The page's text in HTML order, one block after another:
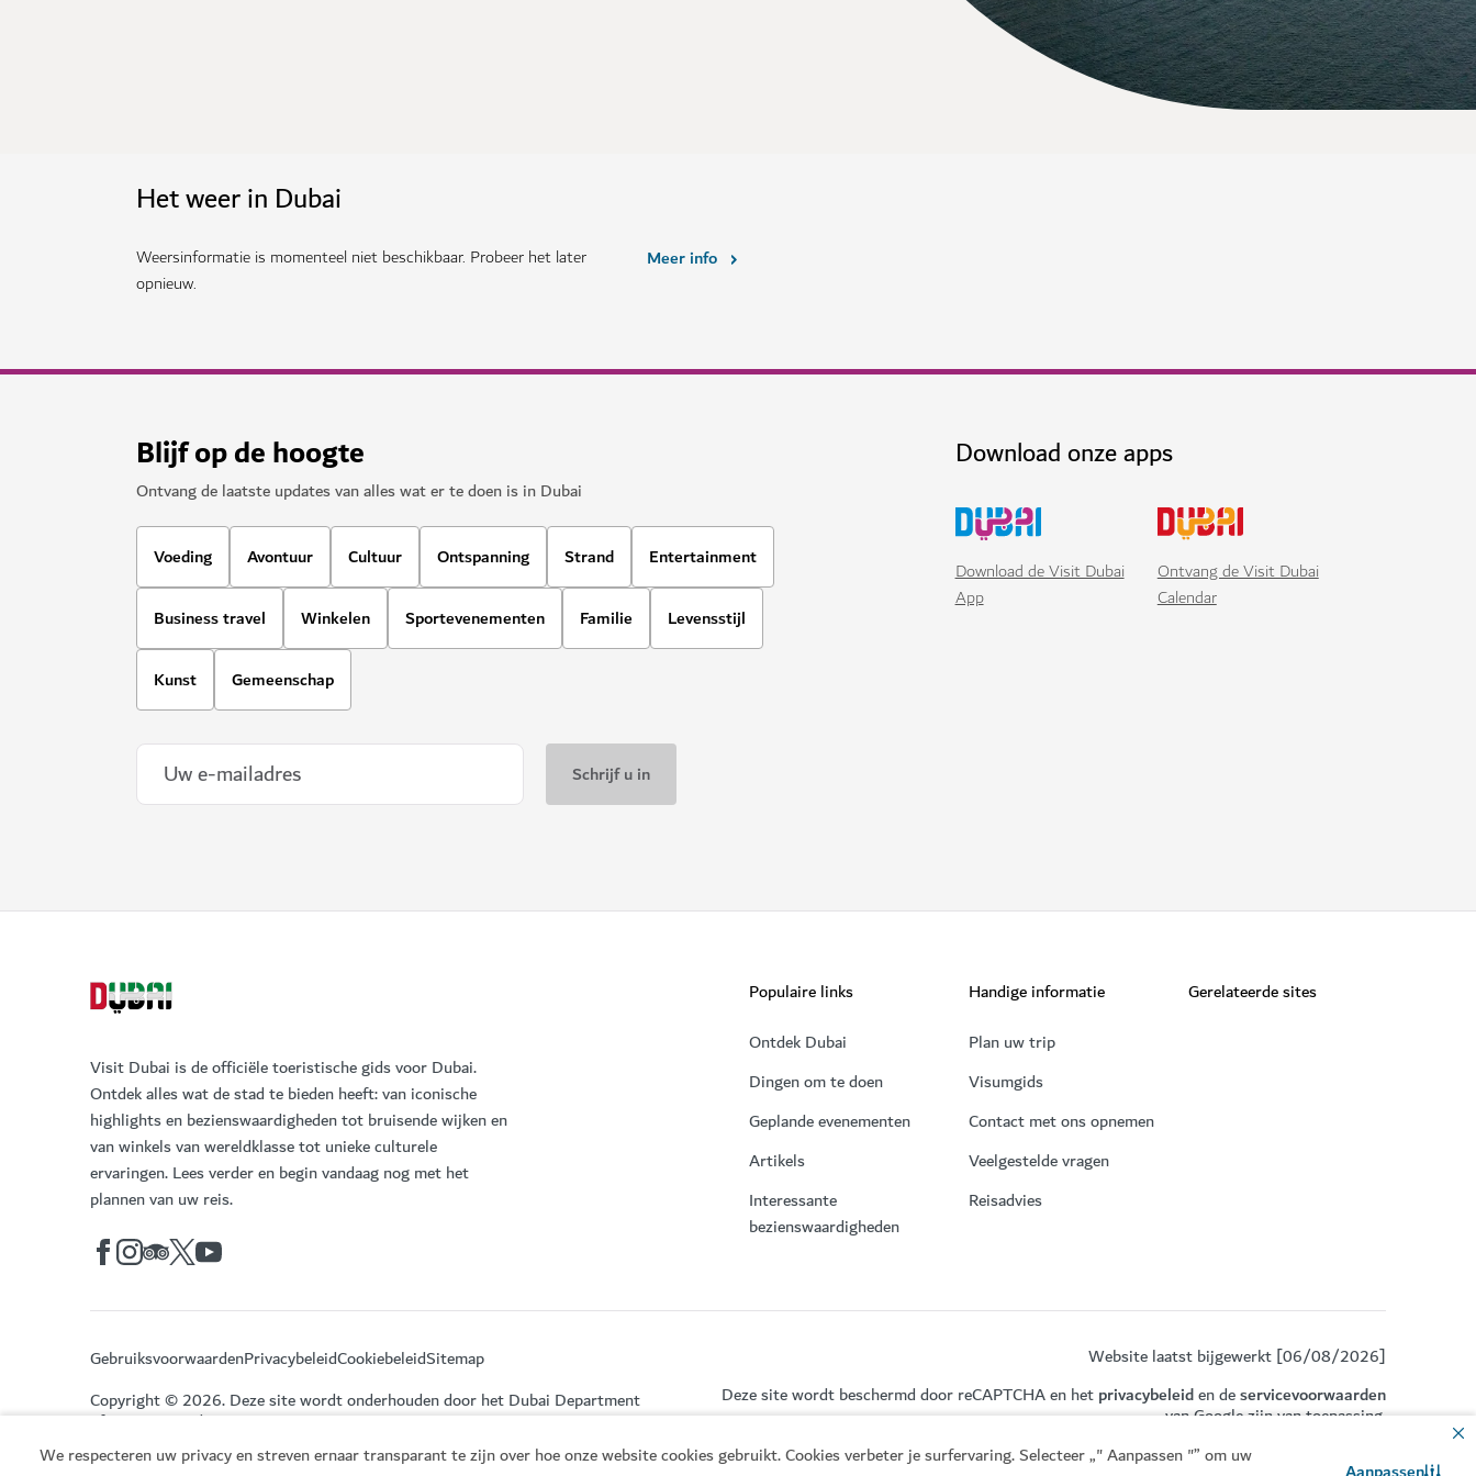
We respecteren uw privacy en streven ernaar transparant te zijn over hoe onze website cookies gebruikt. Cookies verbeter je surfervaring. Selecteer „" Aanpassen "” om uw
Het weer in Dubai
Weersinformatie is momenteel niet beschikbaar. Probeer het later
opnieuw.
Meer info
Blijf op de hoogte
Ontvang de laatste updates van alles wat er te doen is in Dubai
Voeding Avontuur Cultuur Ontspanning Strand Entertainment
Business travel Winkelen Sportevenementen Familie Levensstijl
Kunst Gemeenschap
Download onze apps
Download de Visit Dubai
App
Ontvang de Visit Dubai
Calendar
Visit Dubai is de officiële toeristische gids voor Dubai.
Ontdek alles wat de stad te bieden heeft: van iconische
highlights en bezienswaardigheden tot bruisende wijken en
van winkels van wereldklasse tot unieke culturele
ervaringen. Lees verder en begin vandaag nog met het
plannen van uw reis.
Populaire links
Ontdek Dubai
Dingen om te doen
Geplande evenementen
Artikels
Interessante
bezienswaardigheden
Handige informatie
Plan uw trip
Visumgids
Contact met ons opnemen
Veelgestelde vragen
Reisadvies
Gerelateerde sites
GebruiksvoorwaardenPrivacybeleidCookiebeleidSitemap
Copyright © 2026. Deze site wordt onderhouden door het Dubai Department
of Economy and Tourism.
Website laatst bijgewerkt [06/08/2026]
Deze site wordt beschermd door reCAPTCHA en hetprivacybeleiden deservicevoorwaarden
van Google zijn van toepassing.